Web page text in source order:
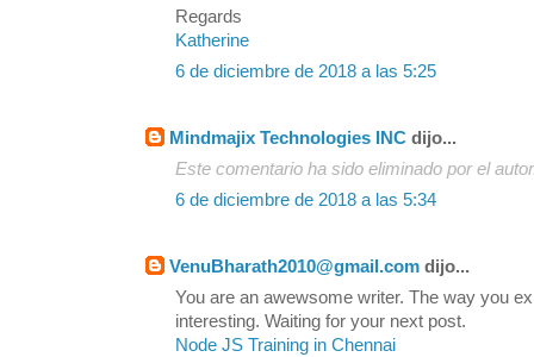
Regards
Katherine
6 de diciembre de 2018 a las 5:25
Mindmajix Technologies INC dijo...
Este comentario ha sido eliminado por el
6 de diciembre de 2018 a las 5:34
VenuBharath2010@gmail.com dijo...
You are an awewsome writer. The way you
interesting. Waiting for your next post.
Node JS Training in Chennai